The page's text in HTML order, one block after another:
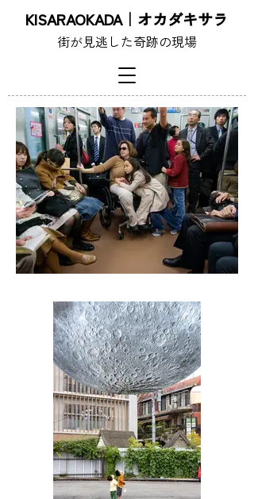
KISARAOKADA｜オカダキサラ
街が見逃した奇跡の現場